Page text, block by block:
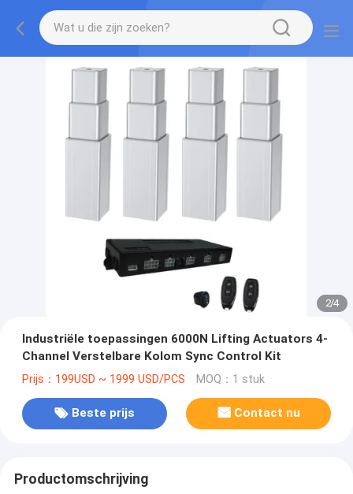
2/4
Industriële toepassingen 6000N Lifting Actuators 4-
Channel Verstelbare Kolom Sync Control Kit
Prijs：199USD ~ 1999 USD/PCS MOQ：1 stuk
Beste prijs Contact nu
Productomschrijving